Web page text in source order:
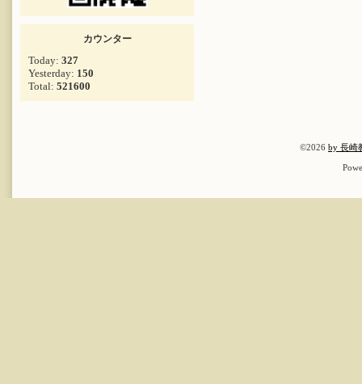
カウンター
Today: 327
Yesterday: 150
Total: 521600
©2026 by 長崎